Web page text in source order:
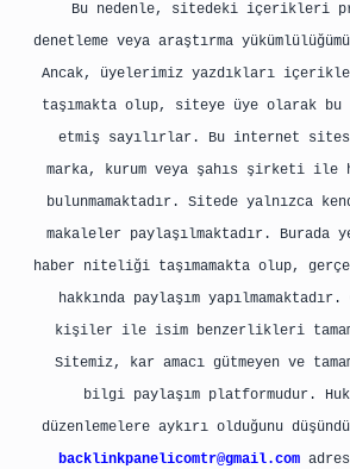
Bu nedenle, sitedeki içerikleri
denetleme veya araştırma
Ancak, üyelerimiz yazdıkları
taşımakta olup, siteye üye olarak bu
etmiş sayılırlar. Bu internet
marka, kurum veya şahıs şirketi ile
bulunmamaktadır. Sitede yalnızca
makaleler paylaşılmaktadır.
haber niteliği taşımamakta olup,
hakkında paylaşım
kişiler ile isim benzerlikleri
Sitemiz, kar amacı gütmeyen ve
bilgi paylaşım platformudur.
düzenlemelere aykırı olduğunu
backlinkpanelicomtr@gmail.com